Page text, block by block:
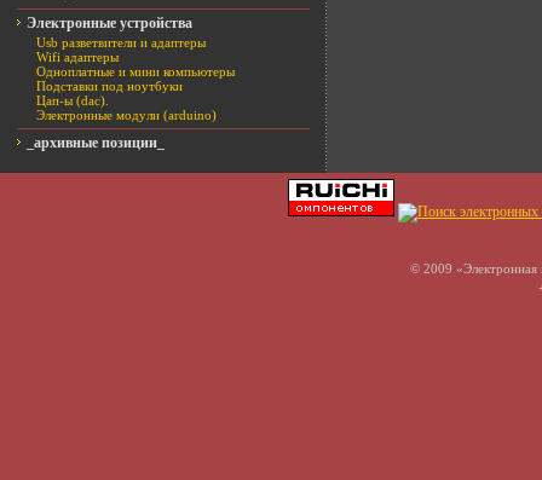
Электронные устройства
Usb разветвители и адаптеры
Wifi адаптеры
Одноплатные и мини компьютеры
Подставки под ноутбуки
Цап-ы (dac).
Электронные модули (arduino)
_архивные позиции_
© 2009